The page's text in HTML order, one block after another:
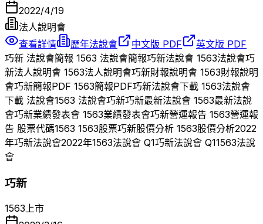
2022/4/19
法人說明會
查看詳情
歷年法說會 中文版 PDF
英文版 PDF
巧新 法說會簡報 1563 法說會簡報巧新法說會 1563法說會巧
新法人說明會 1563法人說明會巧新財報說明會 1563財報說明
會巧新簡報PDF 1563簡報PDF巧新法說會下載 1563法說會
下載 法說會1563 法說會巧新巧新最新法說會 1563最新法說
會巧新業績發表會 1563業績發表會巧新營運報告 1563營運報
告 股票代碼1563 1563股票巧新股價分析 1563股價分析2022
年巧新法說會2022年1563法說會 Q1巧新法說會 Q11563法說
會
巧新
1563上市